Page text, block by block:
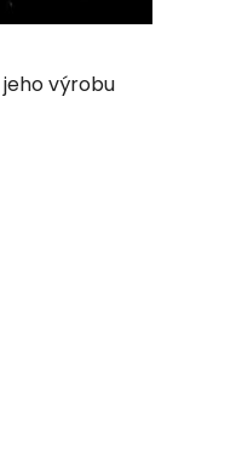
výrobu